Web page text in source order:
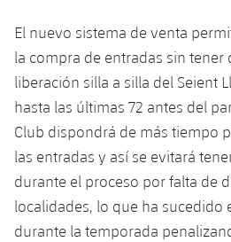
Historia
Alevín
Actualidad
Masculino
Femenino
Agenda
Baloncesto en silla de
plusicon
más
Actualidad
Jugadores
Calendario
Resultados
Hockey sobre hielo
plusicon
más
Actualidad
Jugadores
Calendario
Hockey hierba
plusicon
más
Noticias
Hockey Hierba Masculino
Patinaje artístico
plusicon
más
Actualidad
Escuela de Patinaje
El nuevo sistema de venta
la compra de entradas sin tener
liberación silla a silla del Seient
hasta las últimas 72 antes del
Club dispondrá de más tiempo
las entradas y así se evitará
durante el proceso por falta de
localidades, lo que ha sucedido
durante la temporada